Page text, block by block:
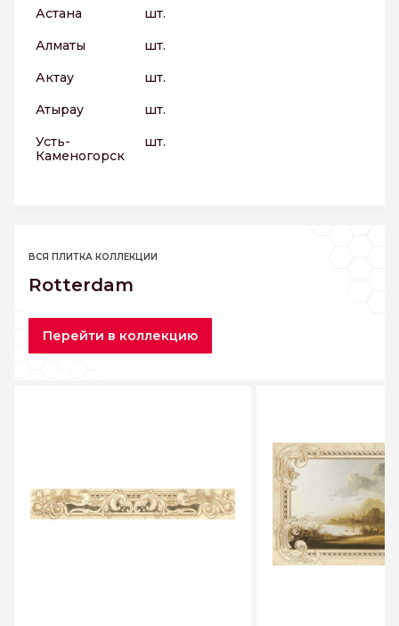
Астана
шт.
Алматы
шт.
Актау
шт.
Атырау
шт.
Усть-
Каменогорск
шт.
ВСЯ ПЛИТКА КОЛЛЕКЦИИ
Rotterdam
Перейти в коллекцию